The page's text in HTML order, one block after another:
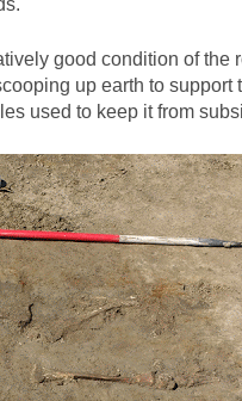
good condition of the
up earth to support
used to keep it from